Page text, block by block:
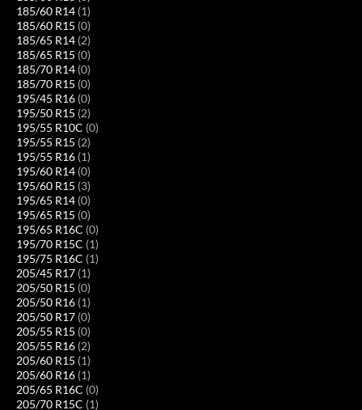
185/60 R14 (1)
185/60 R15 (0)
185/65 R14 (2)
185/65 R15 (0)
185/70 R14 (0)
185/70 R15 (0)
195/45 R16 (0)
195/50 R15 (2)
195/55 R10C (0)
195/55 R15 (2)
195/55 R16 (1)
195/60 R14 (0)
195/60 R15 (3)
195/65 R14 (0)
195/65 R15 (0)
195/65 R16C (0)
195/70 R15C (1)
195/75 R16C (1)
205/45 R17 (1)
205/50 R15 (0)
205/50 R16 (1)
205/50 R17 (0)
205/55 R15 (0)
205/55 R16 (2)
205/60 R15 (1)
205/60 R16 (1)
205/65 R16C (0)
205/70 R15C (1)